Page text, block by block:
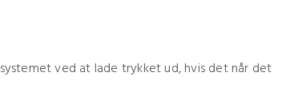
ved at lade trykket ud, hvis det når det